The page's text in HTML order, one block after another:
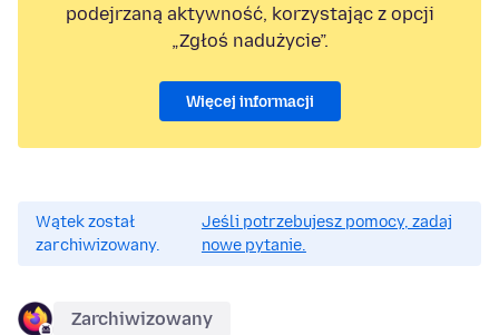
podejrzaną aktywność, korzystając z opcji
„Zgłoś nadużycie”.
Więcej informacji
Wątek został
zarchiwizowany.
Jeśli potrzebujesz pomocy, zadaj
nowe pytanie.
Zarchiwizowany